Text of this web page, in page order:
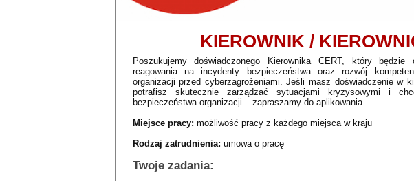
KIEROWNIK /
Poszukujemy doświadczonego Kierownika CERT, który będzie
reagowania na incydenty bezpieczeństwa oraz rozwój
organizacji przed cyberzagrożeniami. Jeśli masz doświadczenie w
potrafisz skutecznie zarządzać sytuacjami kryzysowymi i
bezpieczeństwa organizacji – zapraszamy do aplikowania.
Miejsce pracy: możliwość pracy z każdego miejsca w kraju
Rodzaj zatrudnienia: umowa o pracę
Twoje zadania: